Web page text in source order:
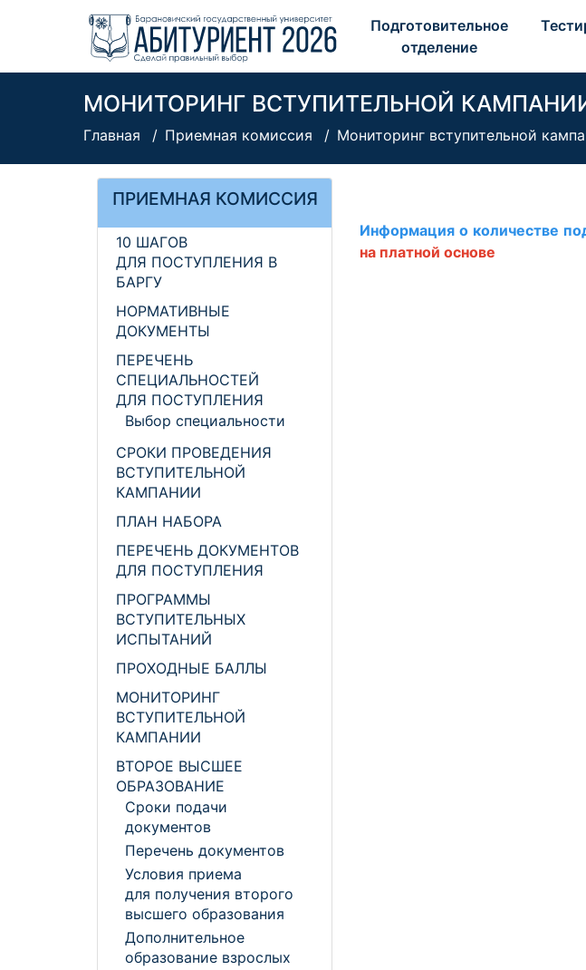
Подготовительное
отделение
МОНИТОРИНГ ВСТУПИТЕЛЬНОЙ
Главная Приемная комиссия Мониторинг вступительной
ПРИЕМНАЯ КОМИССИЯ
10 ШАГОВ
ДЛЯ ПОСТУПЛЕНИЯ В
БАРГУ
НОРМАТИВНЫЕ
ДОКУМЕНТЫ
ПЕРЕЧЕНЬ
СПЕЦИАЛЬНОСТЕЙ
ДЛЯ ПОСТУПЛЕНИЯ
Выбор специальности
СРОКИ ПРОВЕДЕНИЯ
ВСТУПИТЕЛЬНОЙ
КАМПАНИИ
ПЛАН НАБОРА
ПЕРЕЧЕНЬ ДОКУМЕНТОВ
ДЛЯ ПОСТУПЛЕНИЯ
ПРОГРАММЫ
ВСТУПИТЕЛЬНЫХ
ИСПЫТАНИЙ
ПРОХОДНЫЕ БАЛЛЫ
МОНИТОРИНГ
ВСТУПИТЕЛЬНОЙ
КАМПАНИИ
ВТОРОЕ ВЫСШЕЕ
ОБРАЗОВАНИЕ
Сроки подачи
документов
Перечень документов
Условия приема
для получения второго
высшего образования
Дополнительное
образование взрослых
Информация о количестве
на платной основе